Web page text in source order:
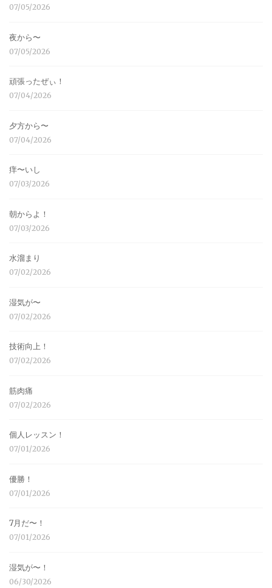
07/05/2026
夜から〜
07/05/2026
頑張ったぜぃ！
07/04/2026
夕方から〜
07/04/2026
痒〜いし
07/03/2026
朝からよ！
07/03/2026
水溜まり
07/02/2026
湿気が〜
07/02/2026
技術向上！
07/02/2026
筋肉痛
07/02/2026
個人レッスン！
07/01/2026
優勝！
07/01/2026
7月だ〜！
07/01/2026
湿気が〜！
06/30/2026